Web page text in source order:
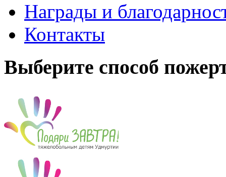
Награды и
Контакты
Выберите способ